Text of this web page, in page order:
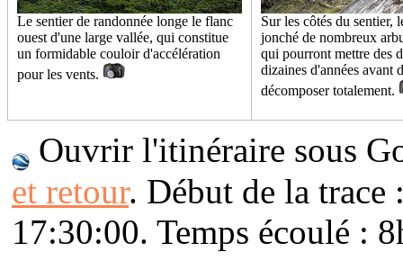
Le sentier de randonnée longe le flanc
ouest d'une large vallée, qui constitue
un formidable couloir d'accélération
pour les vents.
Sur les côtés du sentier,
jonché de nombreux
qui pourront mettre des
dizaines d'années avant
décomposer totalement.
Ouvrir l'itinéraire sous
et retour. Début de la
17:30:00. Temps écoulé :